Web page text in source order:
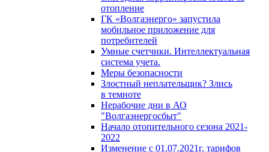
отопление
ГК «Волгаэнерго» запустила
мобильное приложение для
потребителей
Умные счетчики. Интеллектуальная
система учета.
Меры безопасности
Злостный неплательщик? Злись
в темноте
Нерабочие дни в АО
"Волгаэнергосбыт"
Начало отопительного сезона 2021-
2022
Изменение с 01.07.2021г. тарифов